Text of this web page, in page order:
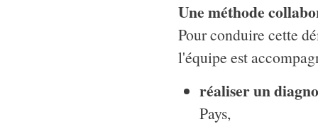
Une méthode
Pour conduire cette
l'équipe est
réaliser un
Pays,